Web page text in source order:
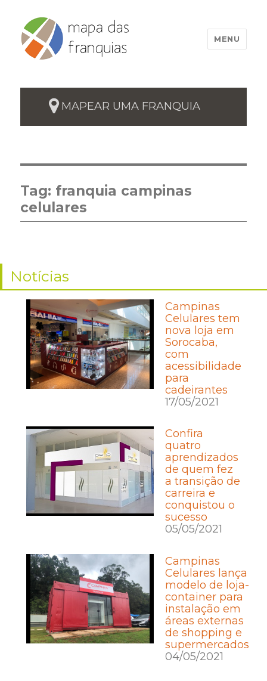
MENU
MAPEAR UMA FRANQUIA
Tag: franquia campinas
celulares
Notícias
Campinas
Celulares tem
nova loja em
Sorocaba,
com
acessibilidade
para
cadeirantes
17/05/2021
Confira
quatro
aprendizados
de quem fez
a transição de
carreira e
conquistou o
sucesso
05/05/2021
Campinas
Celulares lança
modelo de loja-
container para
instalação em
áreas externas
de shopping e
supermercados
04/05/2021